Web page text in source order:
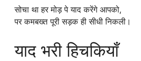
सोचा था हर मोड़ पे याद करेंगे आपको,
पर कमबख्त पूरी सड़क ही सीधी निकली।
याद भरी हिचकियाँ